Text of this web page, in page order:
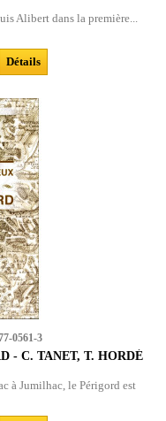
Alibert dans la première...
Détails
0561-3
- C. TANET, T. HORDÉ
à Jumilhac, le Périgord est